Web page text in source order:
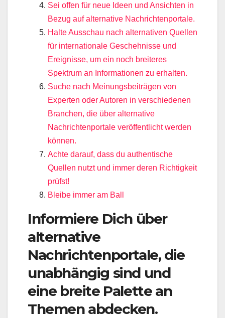
Sei offen für neue Ideen und Ansichten in
Bezug auf alternative Nachrichtenportale.
Halte Ausschau nach alternativen Quellen
für internationale Geschehnisse und
Ereignisse, um ein noch breiteres
Spektrum an Informationen zu erhalten.
Suche nach Meinungsbeiträgen von
Experten oder Autoren in verschiedenen
Branchen, die über alternative
Nachrichtenportale veröffentlicht werden
können.
Achte darauf, dass du authentische
Quellen nutzt und immer deren Richtigkeit
prüfst!
Bleibe immer am Ball
Informiere Dich über
alternative
Nachrichtenportale, die
unabhängig sind und
eine breite Palette an
Themen abdecken.